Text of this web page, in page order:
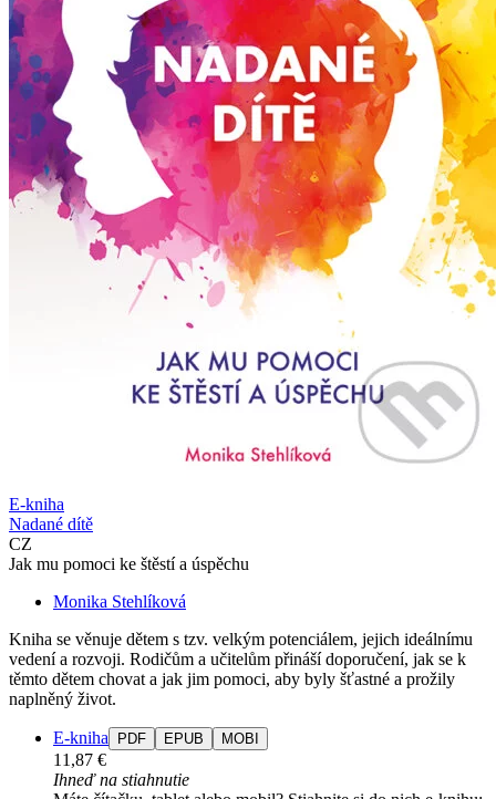
E-kniha
Nadané dítě
CZ
Jak mu pomoci ke štěstí a úspěchu
Monika Stehlíková
Kniha se věnuje dětem s tzv. velkým potenciálem, jejich ideálnímu
vedení a rozvoji. Rodičům a učitelům přináší doporučení, jak se k
těmto dětem chovat a jak jim pomoci, aby byly šťastné a prožily
naplněný život.
E-kniha PDF EPUB MOBI
11,87 €
Ihneď na stiahnutie